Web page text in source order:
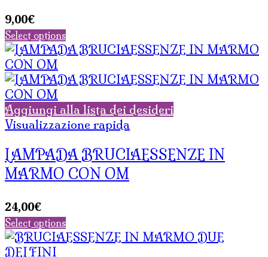
9,00€
Select options
Aggiungi alla lista dei desideri
Visualizzazione rapida
LAMPADA BRUCIAESSENZE IN
MARMO CON OM
24,00€
Select options